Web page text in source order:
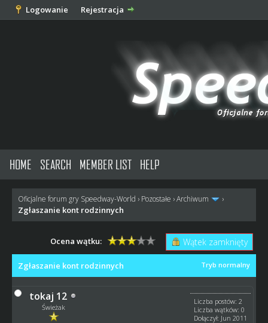
Logowanie Rejestracja
HOME SEARCH MEMBER LIST HELP
Oficjalne forum gry Speedway-World › Pozostałe ›Archiwum ›
Zgłaszanie kont rodzinnych
Wątek zamknięty
Ocena wątku:
Tryb normalny
Zgłaszanie kont rodzinnych
tokaj 12
Świeżak
Liczba postów: 2
Liczba wątków: 0
Dołączył: Jun 2011